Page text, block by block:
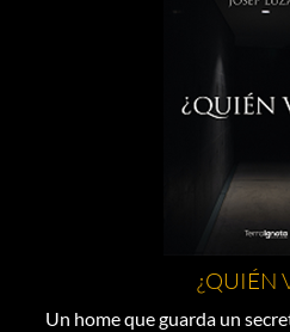
¿QUIÉN
Un home que guarda un